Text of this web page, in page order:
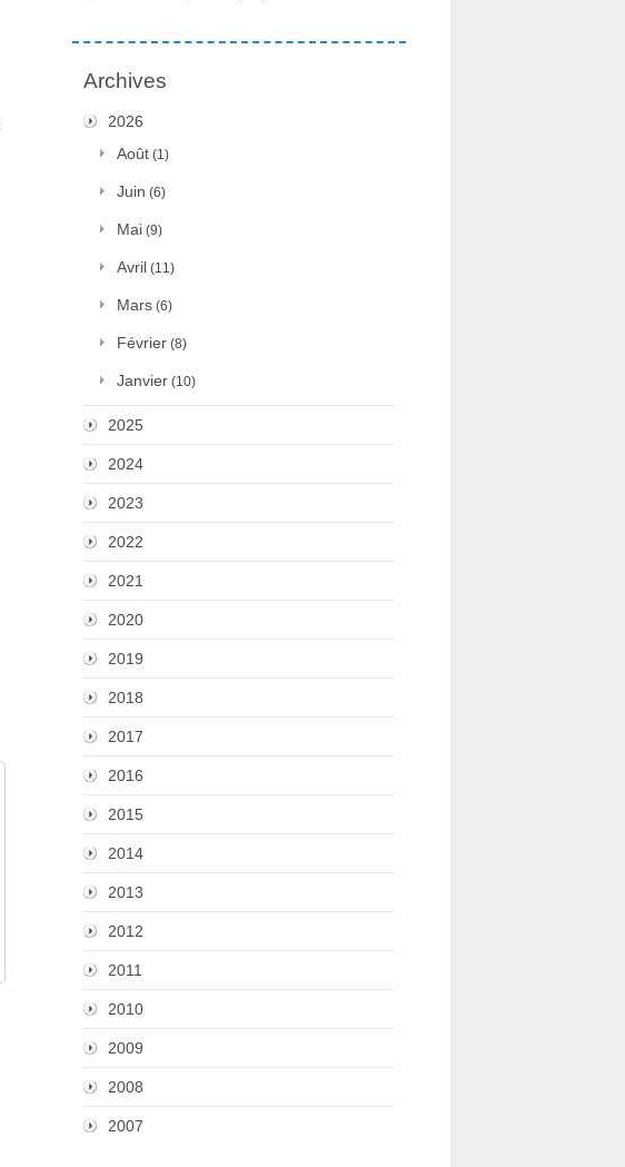
Archives
2026
Août (1)
Juin (6)
Mai (9)
Avril (11)
Mars (6)
Février (8)
Janvier (10)
2025
2024
2023
2022
2021
2020
2019
2018
2017
2016
2015
2014
2013
2012
2011
2010
2009
2008
2007